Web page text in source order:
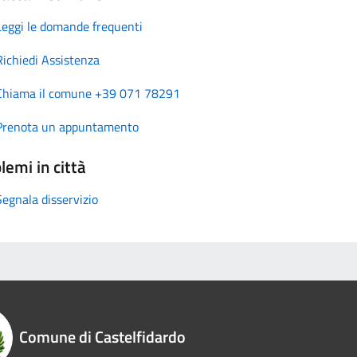
le domande frequenti
Assistenza
il comune +39 071 78291
un appuntamento
in città
disservizio
Comune di Castelfidardo